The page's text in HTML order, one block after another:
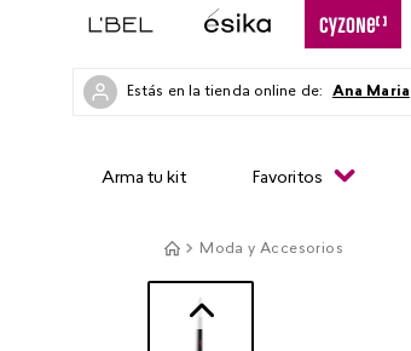
Estás en la tienda online de: Ana Maria
Arma tu kit Favoritos
Moda y Accesorios